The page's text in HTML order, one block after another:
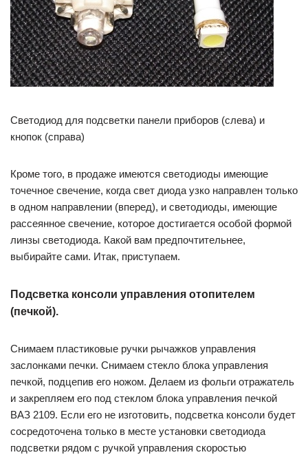
Светодиод для подсветки панели приборов (слева) и
кнопок (справа)
Кроме того, в продаже имеются светодиоды имеющие
точечное свечение, когда свет диода узко направлен только
в одном направлении (вперед), и светодиоды, имеющие
рассеянное свечение, которое достигается особой формой
линзы светодиода. Какой вам предпочтительнее,
выбирайте сами. Итак, приступаем.
Подсветка консоли управления отопителем
(печкой).
Снимаем пластиковые ручки рычажков управления
заслонками печки. Снимаем стекло блока управления
печкой, подцепив его ножом. Делаем из фольги отражатель
и закрепляем его под стеклом блока управления печкой
ВАЗ 2109. Если его не изготовить, подсветка консоли будет
сосредоточена только в месте установки светодиода
подсветки рядом с ручкой управления скоростью